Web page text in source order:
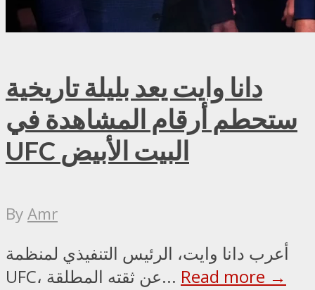
دانا وايت يعد بليلة تاريخية
ستحطم أرقام المشاهدة في
UFC البيت الأبيض
ByAmr
أعرب دانا وايت، الرئيس التنفيذي لمنظمة
UFC، عن ثقته المطلقة... Read more →